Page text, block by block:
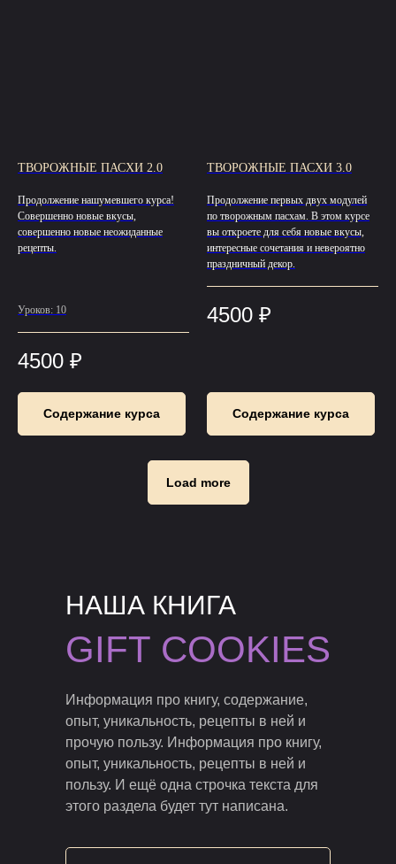
ТВОРОЖНЫЕ ПАСХИ 2.0
Продолжение нашумевшего курса!
Совершенно новые вкусы,
совершенно новые неожиданные
рецепты.
Уроков: 10
4500 ₽
Содержание курса
ТВОРОЖНЫЕ ПАСХИ 3.0
Продолжение первых двух модулей
по творожным пасхам. В этом курсе
вы откроете для себя новые вкусы,
интересные сочетания и невероятно
праздничный декор.
4500 ₽
Содержание курса
Load more
Информация про книгу, содержание,
опыт, уникальность, рецепты в ней и
прочую пользу. Информация про книгу,
опыт, уникальность, рецепты в ней и
пользу. И ещё одна строчка текста для
этого раздела будет тут написана.
НАША КНИГА
GIFT COOKIES